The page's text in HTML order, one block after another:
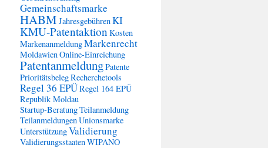
Gemeinschaftsmarke
HABM JahresgebührenKI
KMU-Patentaktion Kosten
MarkenanmeldungMarkenrecht
MoldawienOnline-Einreichung
PatentanmeldungPatente
PrioritätsbelegRecherchetools
Regel 36 EPÜRegel 164 EPÜ
Republik Moldau
Startup-BeratungTeilanmeldung
TeilanmeldungenUnionsmarke
UnterstützungValidierung
ValidierungsstaatenWIPANO